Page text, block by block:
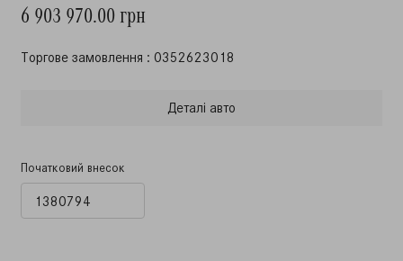
6 903 970.00 грн
Торгове замовлення : 0352623018
Деталi авто
Початковий внесок